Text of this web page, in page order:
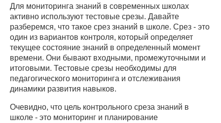
Для мониторинга знаний в современных школах
активно используют тестовые срезы. Давайте
разберемся, что такое срез знаний в школе. Срез - это
один из вариантов контроля, который определяет
текущее состояние знаний в определенный момент
времени. Они бывают входными, промежуточными и
итоговыми. Тестовые срезы необходимы для
педагогического мониторинга и отслеживания
динамики развития навыков.
Очевидно, что цель контрольного среза знаний в
школе - это мониторинг и планирование